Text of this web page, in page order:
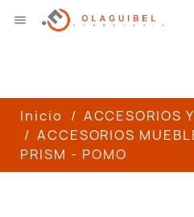

Inicio
ACCESORIOS
ACCESORIOS
PRISM - POMO